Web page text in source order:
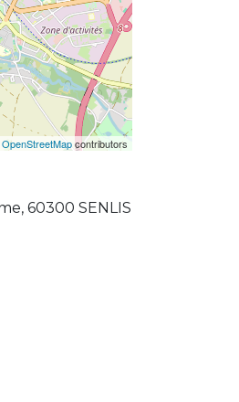
OpenStreetMapcontributors
60300 SENLIS